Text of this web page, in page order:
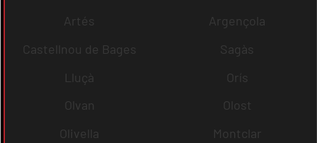
Artés
Argençola
Castellnou de Bages
Sagàs
Lluçà
Orís
Olvan
Olost
Olivella
Montclar